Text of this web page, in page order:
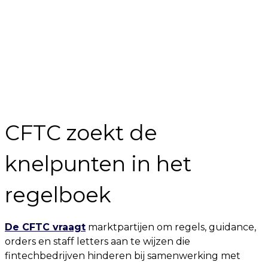
CFTC zoekt de
knelpunten in het
regelboek
De CFTC vraagt marktpartijen om regels, guidance,
orders en staff letters aan te wijzen die
fintechbedrijven hinderen bij samenwerking met